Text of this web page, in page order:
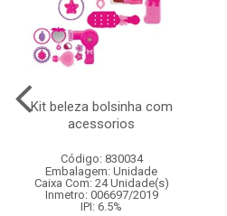
Kit beleza bolsinha com
acessorios
Código: 830034
Embalagem: Unidade
Caixa Com: 24 Unidade(s)
Inmetro: 006697/2019
IPI: 6.5%